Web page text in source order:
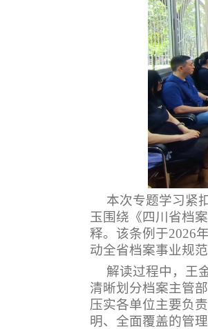
本次专题学习紧
玉围绕《四川省档
释。该条例于2026年
动全省档案事业规
解读过程中，王
清晰划分档案主管
压实各单位主要负
明、全面覆盖的管